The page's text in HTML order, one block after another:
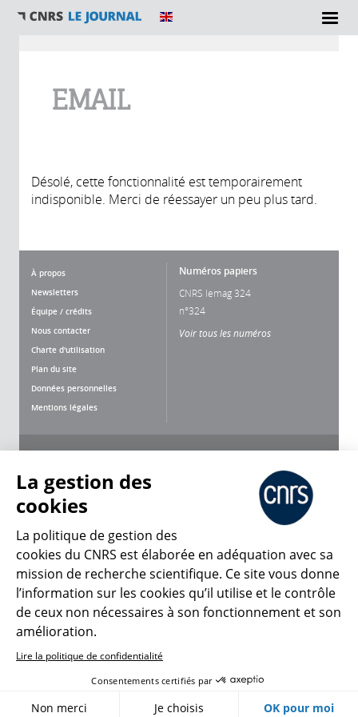
EMAIL
Désolé, cette fonctionnalité est temporairement
indisponible. Merci de réessayer un peu plus tard.
À propos
Newsletters
Équipe / crédits
Nous contacter
Charte d'utilisation
Plan du site
Données personnelles
Mentions légales
Numéros papiers
CNRS lemag 324
n°324
Voir tous les numéros
CNRS Le Mag
© 2026, CNRS
Créer un compte Se connecter
Gestion des cookies
La gestion des
cookies
La politique de gestion des
cookies du CNRS est élaborée en adéquation avec sa
mission de recherche scientifique. Ce site vous donne
l’information sur les cookies qu’il utilise et le contrôle
de ceux non nécessaires à son fonctionnement et son
amélioration.
Lire la politique de confidentialité
Consentements certifiés par
Non merci Je choisis OK pour moi